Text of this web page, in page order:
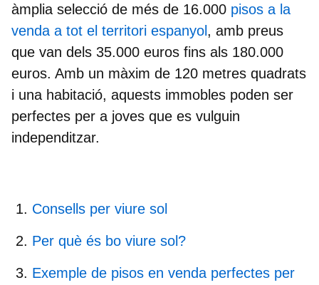
àmplia selecció de més de 16.000 pisos a la
venda a tot el territori espanyol, amb preus
que van dels 35.000 euros fins als 180.000
euros. Amb un màxim de 120 metres quadrats
i una habitació, aquests immobles poden ser
perfectes per a joves que es vulguin
independitzar.
Consells per viure sol
Per què és bo viure sol?
Exemple de pisos en venda perfectes per